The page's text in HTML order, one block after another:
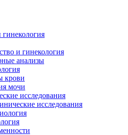
и гинекология
анализы
крови
мочи
исследования
исследования